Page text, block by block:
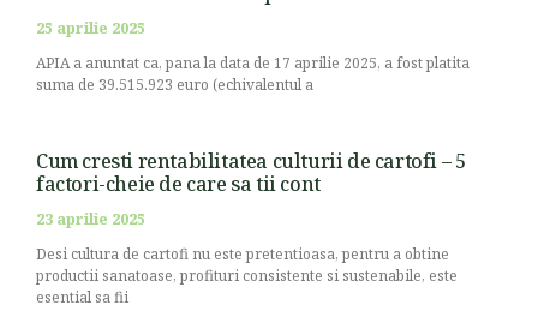
25 aprilie 2025
APIA a anuntat ca, pana la data de 17 aprilie 2025, a fost platita
suma de 39.515.923 euro (echivalentul a
Cum cresti rentabilitatea culturii de cartofi – 5
factori-cheie de care sa tii cont
23 aprilie 2025
Desi cultura de cartofi nu este pretentioasa, pentru a obtine
productii sanatoase, profituri consistente si sustenabile, este
esential sa fii